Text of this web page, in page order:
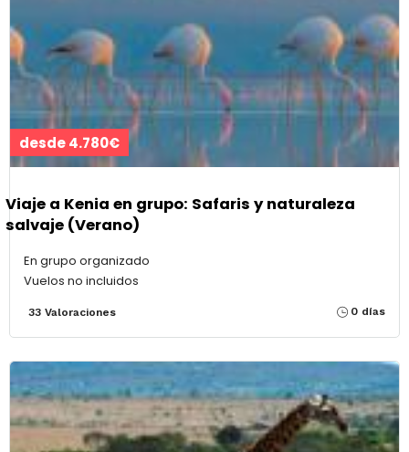
desde 4.780€
Viaje a Kenia en grupo: Safaris y naturaleza
salvaje (Verano)
En grupo organizado
Vuelos no incluidos
33 Valoraciones 0 días